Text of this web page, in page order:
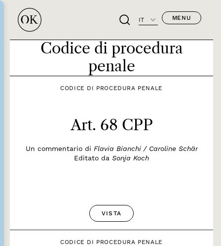
IT MENU
Codice di procedura
penale
CODICE DI PROCEDURA PENALE
Art. 68 CPP
Un commentario di Flavia Bianchi / Caroline Schär
Editato da Sonja Koch
VISTA
CODICE DI PROCEDURA PENALE